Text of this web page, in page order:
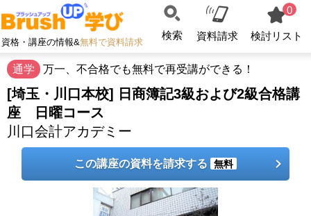
資格・講座の情報&無料で資料請求
検索 資料請求
0
検討リスト
通学 万一、不合格でも無料で再受講ができる！
[埼玉・川口本校] 日商簿記3級および2級合格講
座 日曜コース
川口会計アカデミー
この講座の資料を請求する 無料